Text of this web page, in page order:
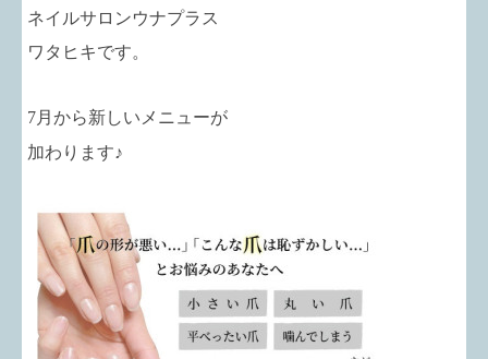
ネイルサロンウナプラス
ワタヒキです。
7月から新しいメニューが
加わります♪